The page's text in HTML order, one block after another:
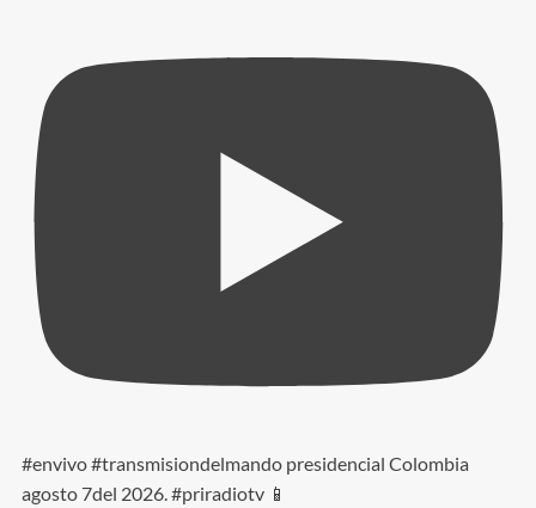
#envivo #transmisiondelmando presidencial Colombia
agosto 7del 2026. #priradiotv 📱